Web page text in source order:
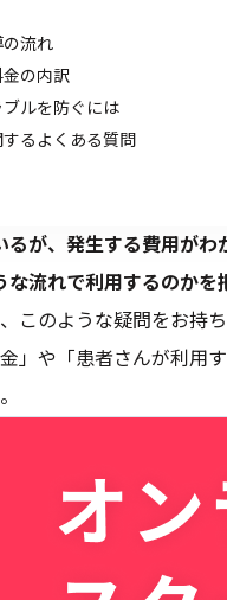
流れ
の内訳
ルを防ぐには
るよくある質問
るが、発生する費用がわ
な流れで利用するのかを
このような疑問をお持
」や「患者さんが利用